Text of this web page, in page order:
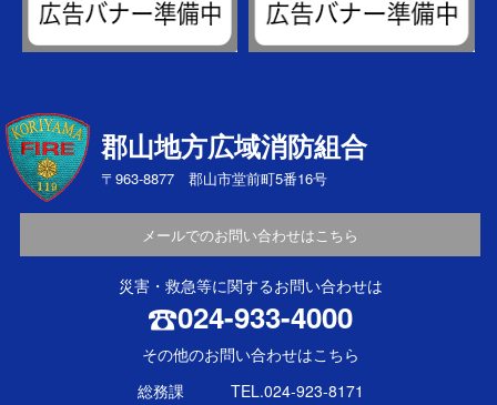
郡山地方広域消防組合
〒963-8877 郡山市堂前町5番16号
メールでのお問い合わせはこちら
災害・救急等に関するお問い合わせは
024-933-4000
その他のお問い合わせはこちら
総務課 TEL.024-923-8171